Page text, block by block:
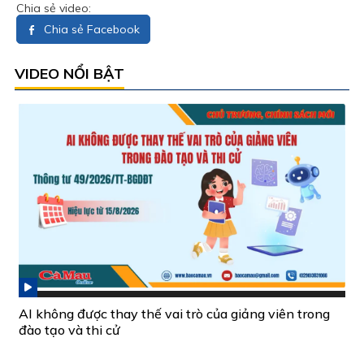
Chia sẻ video:
Chia sẻ Facebook
VIDEO NỔI BẬT
AI không được thay thế vai trò của giảng viên trong
đào tạo và thi cử